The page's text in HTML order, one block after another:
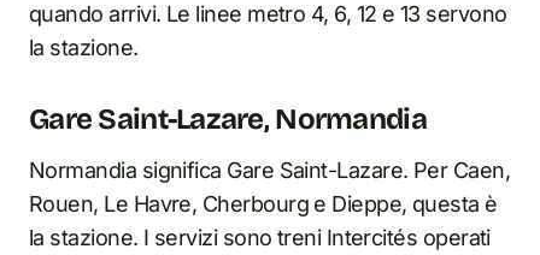
quando arrivi. Le linee metro 4, 6, 12 e 13 servono
la stazione.
Gare Saint-Lazare, Normandia
Normandia significa Gare Saint-Lazare. Per Caen,
Rouen, Le Havre, Cherbourg e Dieppe, questa è
la stazione. I servizi sono treni Intercités operati